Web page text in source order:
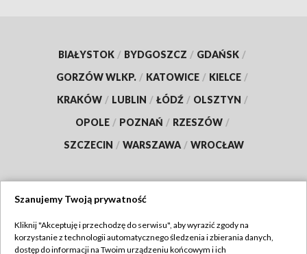
BIAŁYSTOK / BYDGOSZCZ / GDAŃSK /
GORZÓW WLKP. / KATOWICE / KIELCE /
KRAKÓW / LUBLIN / ŁÓDŹ / OLSZTYN /
OPOLE / POZNAŃ / RZESZÓW /
SZCZECIN / WARSZAWA / WROCŁAW
TVP
Szanujemy Twoją prywatność
Kliknij "Akceptuję i przechodzę do serwisu", aby wyrazić zgody na
korzystanie z technologii automatycznego śledzenia i zbierania danych,
dostęp do informacji na Twoim urządzeniu końcowym i ich